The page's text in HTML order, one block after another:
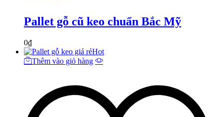
Pallet gỗ cũ keo chuẩn Bắc Mỹ
0₫
Hot
Thêm vào giỏ hàng